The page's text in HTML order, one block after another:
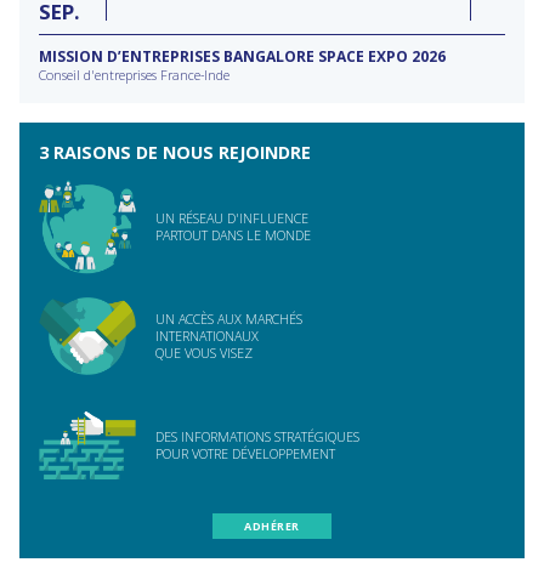
SEP
MISSION D’ENTREPRISES BANGALORE SPACE EXPO 2026
Conseil d'entreprises France-Inde
3 RAISONS DE NOUS REJOINDRE
UN RÉSEAU D'INFLUENCE
PARTOUT DANS LE MONDE
UN ACCÈS AUX MARCHÉS
INTERNATIONAUX
QUE VOUS VISEZ
DES INFORMATIONS STRATÉGIQUES
POUR VOTRE DÉVELOPPEMENT
ADHÉRER